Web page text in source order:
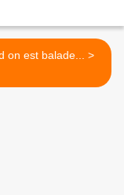
Guand on est balade... >